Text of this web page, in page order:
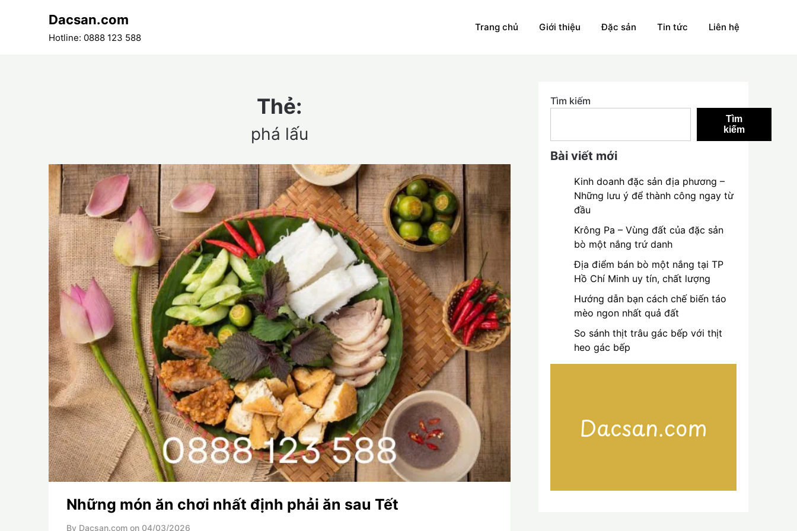
Dacsan.com
Hotline: 0888 123 588
Trang chủ Giới thiệu Đặc sản Tin tức Liên hệ
Thẻ:
phá lấu
Những món ăn chơi nhất định phải ăn sau Tết
By Dacsan.com on 04/03/2026
Tìm kiếm
Tìm
kiếm
Bài viết mới
Kinh doanh đặc sản địa phương –
Những lưu ý để thành công ngay từ
đầu
Krông Pa – Vùng đất của đặc sản
bò một nắng trứ danh
Địa điểm bán bò một nắng tại TP
Hồ Chí Minh uy tín, chất lượng
Hướng dẫn bạn cách chế biến táo
mèo ngon nhất quả đất
So sánh thịt trâu gác bếp với thịt
heo gác bếp